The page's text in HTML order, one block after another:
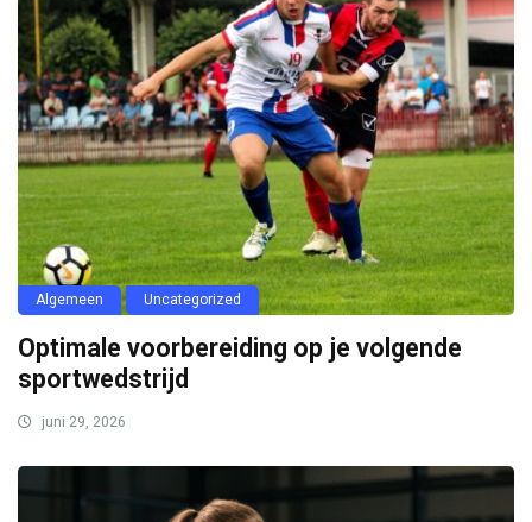
Algemeen Uncategorized
Optimale voorbereiding op je volgende
sportwedstrijd
juni 29, 2026